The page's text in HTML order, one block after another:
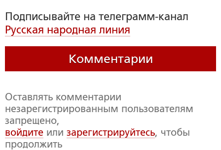
Подписывайте на телеграмм-канал
Русская народная линия
Комментарии
Оставлять комментарии
незарегистрированным пользователям
запрещено,
войдите или зарегистрируйтесь, чтобы
продолжить